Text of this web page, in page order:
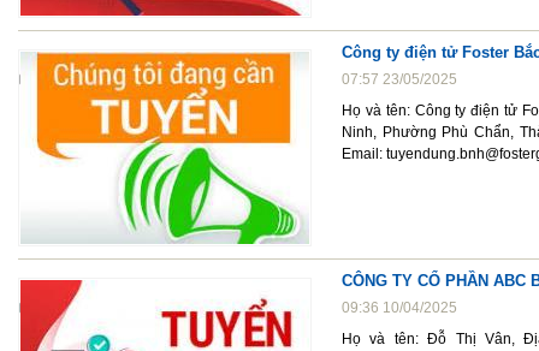
Công ty điện tử Foster
07:57 23/05/2025
Họ và tên: Công ty điện tử
Ninh, Phường Phù Chẩn,
Email:
CÔNG TY CỔ PHẦN ABC
09:36 10/04/2025
Họ và tên: Đỗ Thị Vân,